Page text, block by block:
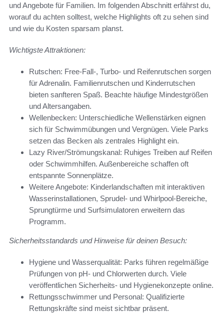
und Angebote für Familien. Im folgenden Abschnitt erfährst du,
worauf du achten solltest, welche Highlights oft zu sehen sind
und wie du Kosten sparsam planst.
Wichtigste Attraktionen:
Rutschen: Free-Fall-, Turbo- und Reifenrutschen sorgen
für Adrenalin. Familienrutschen und Kinderrutschen
bieten sanfteren Spaß. Beachte häufige Mindestgrößen
und Altersangaben.
Wellenbecken: Unterschiedliche Wellenstärken eignen
sich für Schwimmübungen und Vergnügen. Viele Parks
setzen das Becken als zentrales Highlight ein.
Lazy River/Strömungskanal: Ruhiges Treiben auf Reifen
oder Schwimmhilfen. Außenbereiche schaffen oft
entspannte Sonnenplätze.
Weitere Angebote: Kinderlandschaften mit interaktiven
Wasserinstallationen, Sprudel- und Whirlpool-Bereiche,
Sprungtürme und Surfsimulatoren erweitern das
Programm.
Sicherheitsstandards und Hinweise für deinen Besuch:
Hygiene und Wasserqualität: Parks führen regelmäßige
Prüfungen von pH- und Chlorwerten durch. Viele
veröffentlichen Sicherheits- und Hygienekonzepte online.
Rettungsschwimmer und Personal: Qualifizierte
Rettungskräfte sind meist sichtbar präsent.